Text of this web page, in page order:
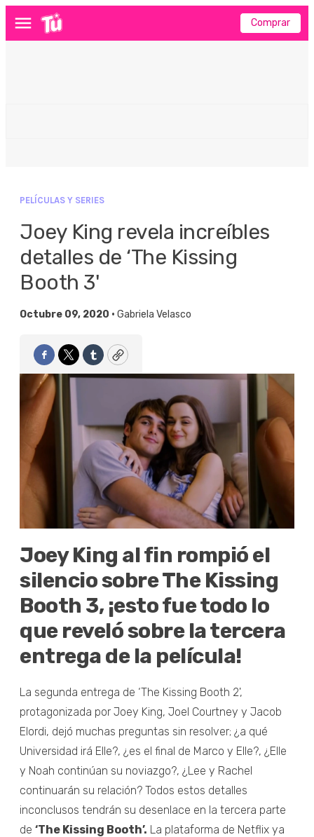
Menú Comprar
PELÍCULAS Y SERIES
Joey King revela increíbles
detalles de ‘The Kissing
Booth 3'
Octubre 09, 2020 • Gabriela Velasco
Facebook
TwitterTumblrCopy
Joey King al fin rompió el
silencio sobre The Kissing
Booth 3, ¡esto fue todo lo
que reveló sobre la tercera
entrega de la película!
La segunda entrega de ‘The Kissing Booth 2',
protagonizada por Joey King, Joel Courtney y Jacob
Elordi, dejó muchas preguntas sin resolver; ¿a qué
Universidad irá Elle?, ¿es el final de Marco y Elle?, ¿Elle
y Noah continúan su noviazgo?, ¿Lee y Rachel
continuarán su relación? Todos estos detalles
inconclusos tendrán su desenlace en la tercera parte
de ‘The Kissing Booth’. La plataforma de Netflix ya